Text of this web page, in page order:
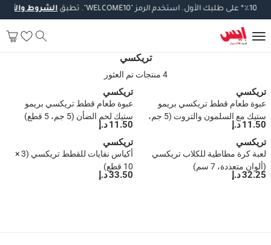
٪*على طلبك الأول.استخدم الرمز"WELCOME10". تطبق الشروط والأحكام
تريكسي
4 منتجات تم العثور
تريكسي
عبوة طعام قطط تريكسي بريمو
ستيك مع السلمون والتروت (5 جم،
5 قطع)
11.50 د.إ
تريكسي
عبوة طعام قطط تريكسي بريمو
ستيك لحم الضأن (5 جم، 5 قطع)
11.50 د.إ
تريكسي
لعبة كرة مطاطية للكلاب تريكسي
(ألوان متعددة، 7 سم)
32.25 د.إ
تريكسي
أكياس نفايات للقطط تريكسي (3 ×
10 قطع)
33.50 د.إ